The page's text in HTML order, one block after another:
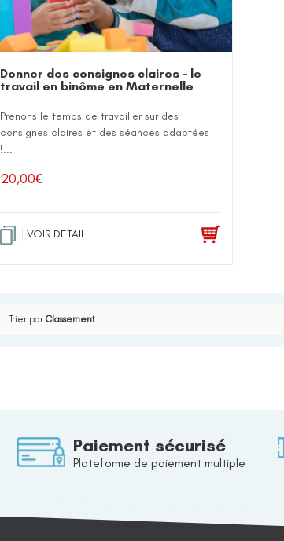
Donner des consignes claires – le
travail en binôme en Maternelle
Prenons le temps de travailler sur des
consignes claires et des séances adaptées
!...
20,00€
VOIR DETAIL
Trier par Classement
Paiement sécurisé
Plateforme de paiement multiple